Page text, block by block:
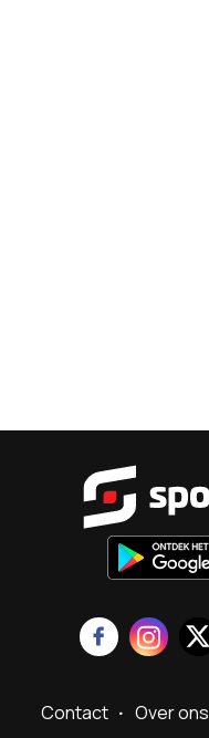
Contact Over ons